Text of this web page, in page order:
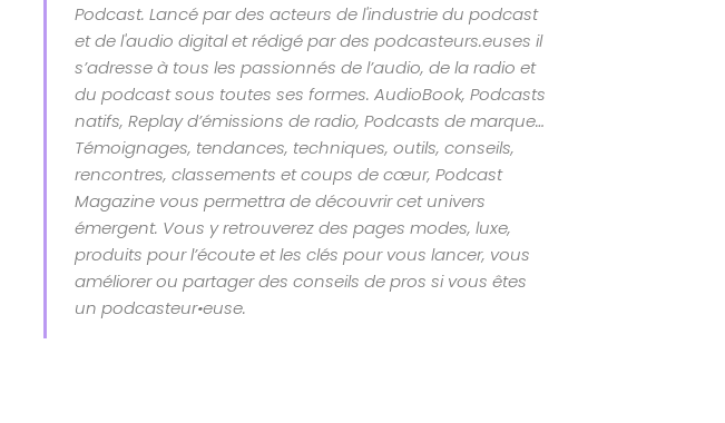
Podcast. Lancé par des acteurs de l'industrie du podcast
et de l'audio digital et rédigé par des podcasteurs.euses il
s’adresse à tous les passionnés de l’audio, de la radio et
du podcast sous toutes ses formes. AudioBook, Podcasts
natifs, Replay d’émissions de radio, Podcasts de marque…
Témoignages, tendances, techniques, outils, conseils,
rencontres, classements et coups de cœur, Podcast
Magazine vous permettra de découvrir cet univers
émergent. Vous y retrouverez des pages modes, luxe,
produits pour l’écoute et les clés pour vous lancer, vous
améliorer ou partager des conseils de pros si vous êtes
un podcasteur•euse.